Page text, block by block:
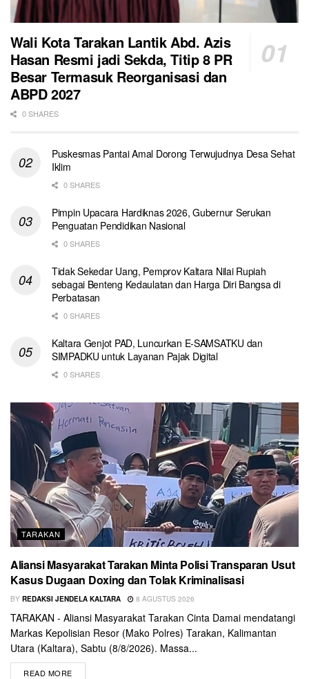
Wali Kota Tarakan Lantik Abd. Azis
Hasan Resmi jadi Sekda, Titip 8 PR
Besar Termasuk Reorganisasi dan
ABPD 2027
0 SHARES
Puskesmas Pantai Amal Dorong Terwujudnya Desa Sehat
Iklim
0 SHARES
Pimpin Upacara Hardiknas 2026, Gubernur Serukan
Penguatan Pendidikan Nasional
0 SHARES
Tidak Sekedar Uang, Pemprov Kaltara Nilai Rupiah
sebagai Benteng Kedaulatan dan Harga Diri Bangsa di
Perbatasan
0 SHARES
Kaltara Genjot PAD, Luncurkan E-SAMSATKU dan
SIMPADKU untuk Layanan Pajak Digital
0 SHARES
TARAKAN
Aliansi Masyarakat Tarakan Minta Polisi Transparan Usut
Kasus Dugaan Doxing dan Tolak Kriminalisasi
BY REDAKSI JENDELA KALTARA 8 AGUSTUS 2026
TARAKAN - Aliansi Masyarakat Tarakan Cinta Damai mendatangi
Markas Kepolisian Resor (Mako Polres) Tarakan, Kalimantan
Utara (Kaltara), Sabtu (8/8/2026). Massa...
READ MORE